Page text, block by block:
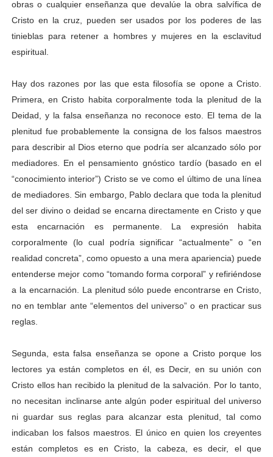
obras o cualquier enseñanza que devalúe la obra salvífica de
Cristo en la cruz, pueden ser usados por los poderes de las
tinieblas para retener a hombres y mujeres en la esclavitud
espiritual.
Hay dos razones por las que esta filosofía se opone a Cristo.
Primera, en Cristo habita corporalmente toda la plenitud de la
Deidad, y la falsa enseñanza no reconoce esto. El tema de la
plenitud fue probablemente la consigna de los falsos maestros
para describir al Dios eterno que podría ser alcanzado sólo por
mediadores. En el pensamiento gnóstico tardío (basado en el
“conocimiento interior”) Cristo se ve como el último de una línea
de mediadores. Sin embargo, Pablo declara que toda la plenitud
del ser divino o deidad se encarna directamente en Cristo y que
esta encarnación es permanente. La expresión habita
corporalmente (lo cual podría significar “actualmente” o “en
realidad concreta”, como opuesto a una mera apariencia) puede
entenderse mejor como “tomando forma corporal” y refiriéndose
a la encarnación. La plenitud sólo puede encontrarse en Cristo,
no en temblar ante “elementos del universo” o en practicar sus
reglas.
Segunda, esta falsa enseñanza se opone a Cristo porque los
lectores ya están completos en él, es Decir, en su unión con
Cristo ellos han recibido la plenitud de la salvación. Por lo tanto,
no necesitan inclinarse ante algún poder espiritual del universo
ni guardar sus reglas para alcanzar esta plenitud, tal como
indicaban los falsos maestros. El único en quien los creyentes
están completos es en Cristo, la cabeza, es decir, el que